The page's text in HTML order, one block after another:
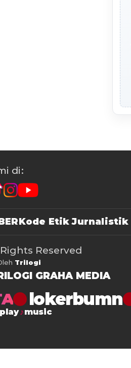
di:
Kode Etik Jurnalistik
Reserved
Trilogi
GRAHA MEDIA
lokerbumn
play music